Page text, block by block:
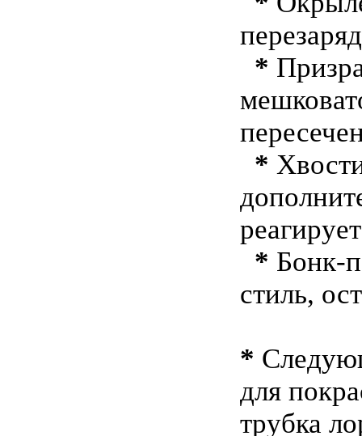
*
*
* Бонк-
стиль,
*
для
трубка